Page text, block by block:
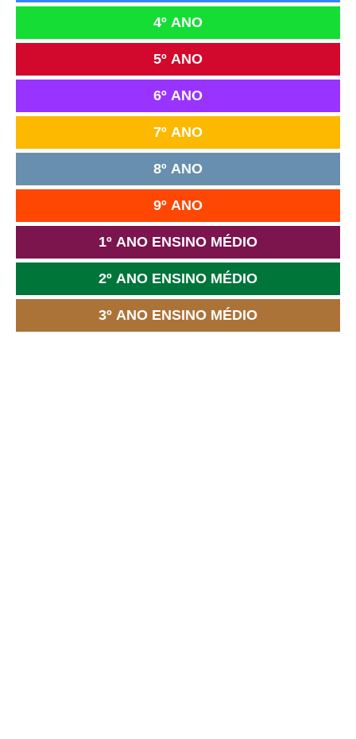
4º ANO
5º ANO
6º ANO
7º ANO
8º ANO
9º ANO
1º ANO ENSINO MÉDIO
2º ANO ENSINO MÉDIO
3º ANO ENSINO MÉDIO